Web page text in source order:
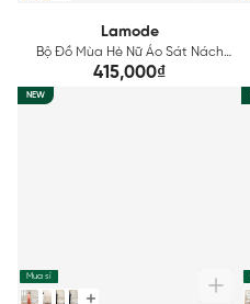
Lamode
Bộ Đồ Mùa Hè Nữ Áo Sát Nách
Quần Lửng Tơ Gân Lamode
LST031AS0
415,000₫
NEW
Mua sỉ